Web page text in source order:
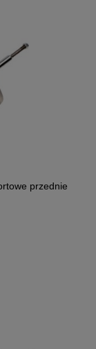
przednie